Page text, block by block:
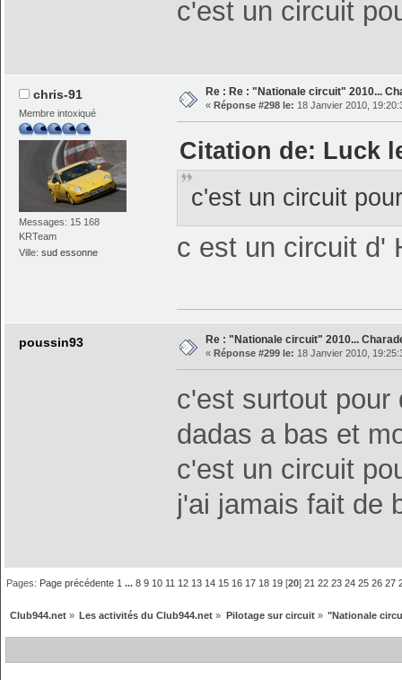
c'est un circuit
chris-91
Membre intoxiqué
Messages: 15 168
KRTeam
Ville:sud essonne
Re : Re : "Nationale circuit" 2010...
« Réponse #298 le: 18 Janvier 2010,
Citation de: Luck
c'est un circuit
c est un circuit d'
poussin93 Re : "Nationale circuit" 2010...
« Réponse #299 le: 18 Janvier 2010,
c'est surtout pour
dadas a bas et
c'est un circuit
j'ai jamais fait de
Pages: Page précédente 1 ...8 9 10 11 12 13 14 15 16 17 18 19 [20]21 22 23 24 25 26 27
Club944.net» Les activités du Club944.net » Pilotage sur circuit» "Nationale